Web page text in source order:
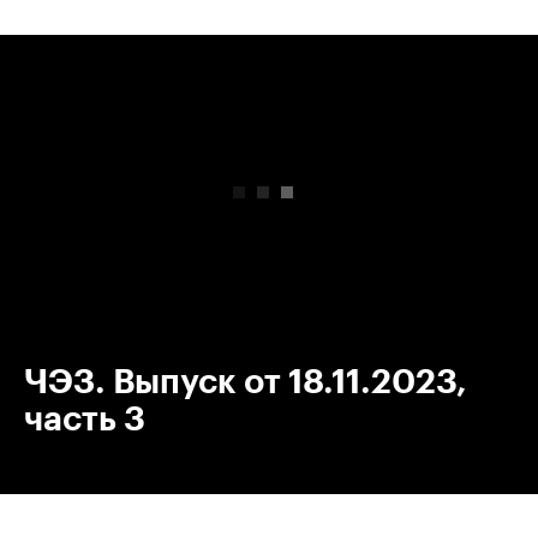
ЧЭЗ. Выпуск от 18.11.2023,
часть 3